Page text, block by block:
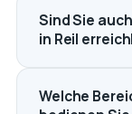
Sind Sie
in Reil
Welche